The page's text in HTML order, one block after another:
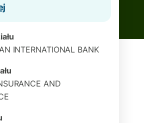
INTERNATIONAL BANK
AND